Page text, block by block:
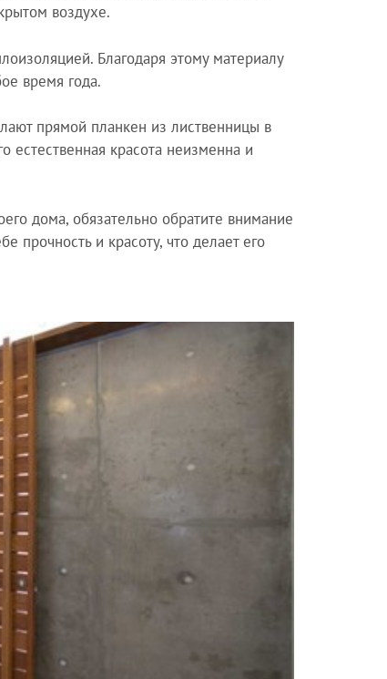
воздухе.
Благодаря этому материалу
время года.
прямой планкен из лиственницы в
красота неизменна и
дома, обязательно обратите внимание
прочность и красоту, что делает его